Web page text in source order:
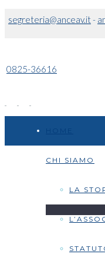
segreteria@anceav.it-
0825-36616
CHI SIAMO
LA